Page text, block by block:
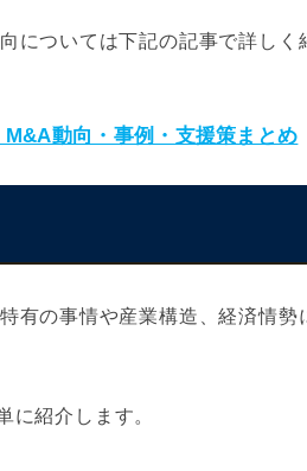
については下記の記事で詳しく
M&A動向・事例・支援策まとめ
有の事情や産業構造、経済情勢
に紹介します。